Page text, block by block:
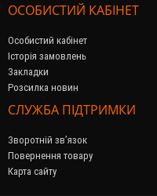
ОСОБИСТИЙ КАБІНЕТ
Особистий кабінет
Історія замовлень
Закладки
Розсилка новин
СЛУЖБА ПІДТРИМКИ
Зворотній зв’язок
Повернення товару
Карта сайту